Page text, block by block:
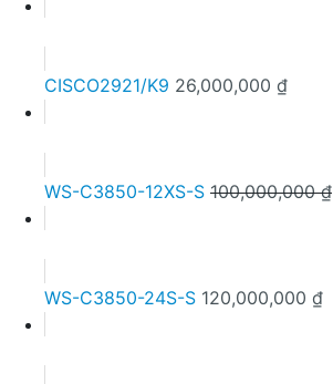
CISCO2921/K9 26,000,000 ₫
WS-C3850-12XS-S 100,000,000₫
WS-C3850-24S-S 120,000,000 ₫